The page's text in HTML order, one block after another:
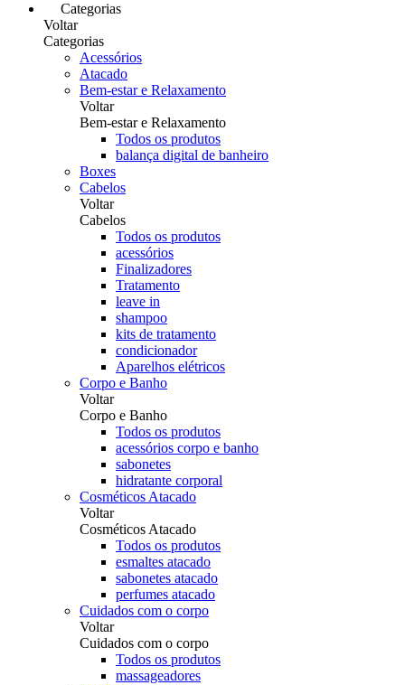
Categorias
Voltar
Categorias
Acessórios
Atacado
Bem-estar e Relaxamento
Voltar
Bem-estar e Relaxamento
Todos os produtos
balança digital de banheiro
Boxes
Cabelos
Voltar
Cabelos
Todos os produtos
acessórios
Finalizadores
Tratamento
leave in
shampoo
kits de tratamento
condicionador
Aparelhos elétricos
Corpo e Banho
Voltar
Corpo e Banho
Todos os produtos
acessórios corpo e banho
sabonetes
hidratante corporal
Cosméticos Atacado
Voltar
Cosméticos Atacado
Todos os produtos
esmaltes atacado
sabonetes atacado
perfumes atacado
Cuidados com o corpo
Voltar
Cuidados com o corpo
Todos os produtos
massageadores